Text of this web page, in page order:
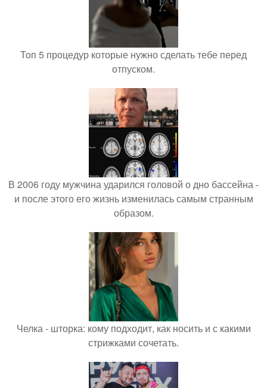
Топ 5 процедур которые нужно сделать тебе перед
отпуском.
В 2006 году мужчина ударился головой о дно бассейна -
и после этого его жизнь изменилась самым странным
образом.
Челка - шторка: кому подходит, как носить и с какими
стрижками сочетать.